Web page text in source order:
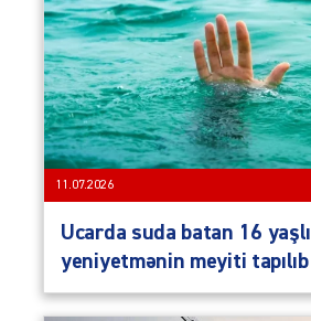
11.07.2026
Ucarda suda batan 16 yaşlı
yeniyetmənin meyiti tapılıb